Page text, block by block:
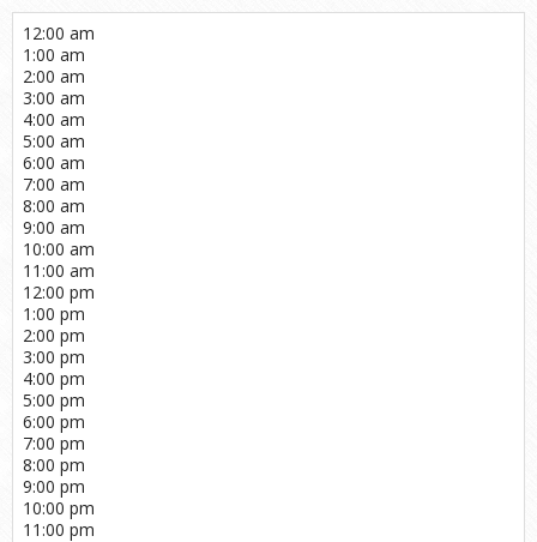
12:00 am
1:00 am
2:00 am
3:00 am
4:00 am
5:00 am
6:00 am
7:00 am
8:00 am
9:00 am
10:00 am
11:00 am
12:00 pm
1:00 pm
2:00 pm
3:00 pm
4:00 pm
5:00 pm
6:00 pm
7:00 pm
8:00 pm
9:00 pm
10:00 pm
11:00 pm